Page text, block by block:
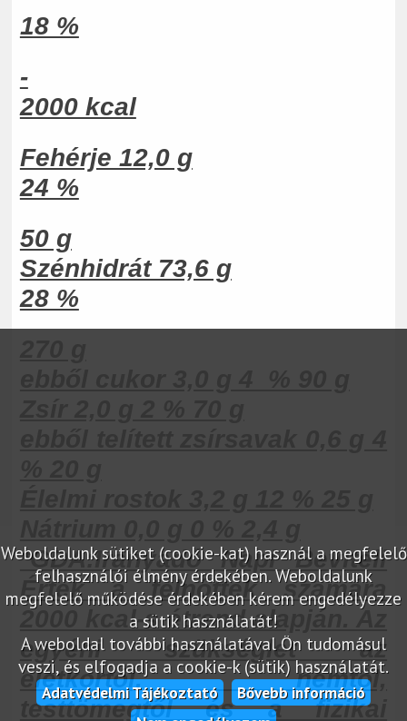
18 %
-
2000 kcal
Fehérje 12,0 g
24 %
50 g
Szénhidrát 73,6 g
28 %
*GDA:Irányadó Napi Beviteli
Érték a felnőttek számára
2000 kcal-s étrend alapján. Az
egyéni szükséglet az
életkortól, nemtől,
testtömegtől és a fizikai
Weboldalunk sütiket (cookie-kat) használ a megfelelő
felhasználói élmény érdekében. Weboldalunk
megfelelő működése érdekében kérem engedélyezze
a sütik használatát!
A weboldal további használatával Ön tudomásul
veszi, és elfogadja a cookie-k (sütik) használatát.
Adatvédelmi Tájékoztató
Bővebb információ